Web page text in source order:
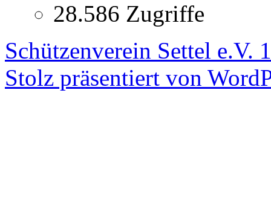
28.586 Zugriffe
Schützenverein Settel e.V.
Stolz präsentiert von